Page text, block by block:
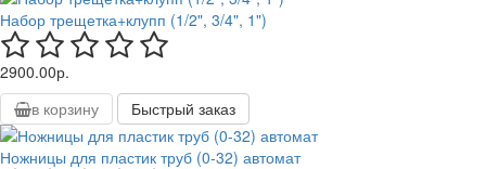
Набор трещетка+клупп (1/2", 3/4", 1")
2900.00р.
в корзину
Быстрый заказ
Ножницы для пластик труб (0-32) автомат